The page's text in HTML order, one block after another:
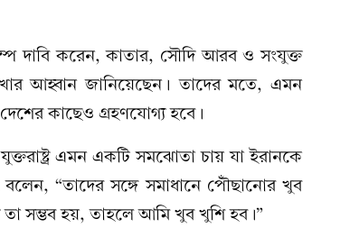
দাবি করেন, কাতার, সৌদি আরব ও সংযুক্ত
আহ্বান জানিয়েছেন। তাদের মতে, এমন
দেশের কাছেও গ্রহণযোগ্য হবে।
এমন একটি সমঝোতা চায় যা ইরানকে
“তাদের সঙ্গে সমাধানে পৌঁছানোর খুব
তা সম্ভব হয়, তাহলে আমি খুব খুশি হব।”